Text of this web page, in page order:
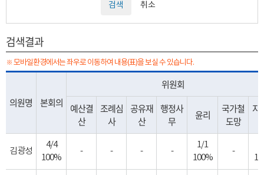
검색
검색결과
※ 모바일환경에서는 좌우로 이동하여 내용(표)을 보실 수 있습니다.
의원명 본회의
위원회
예산결
산
조례심
사
공유재
산
행정사
무
윤리
국가철
도망
지
김광성
4/4
100%
- - - -
1/1
100%
-